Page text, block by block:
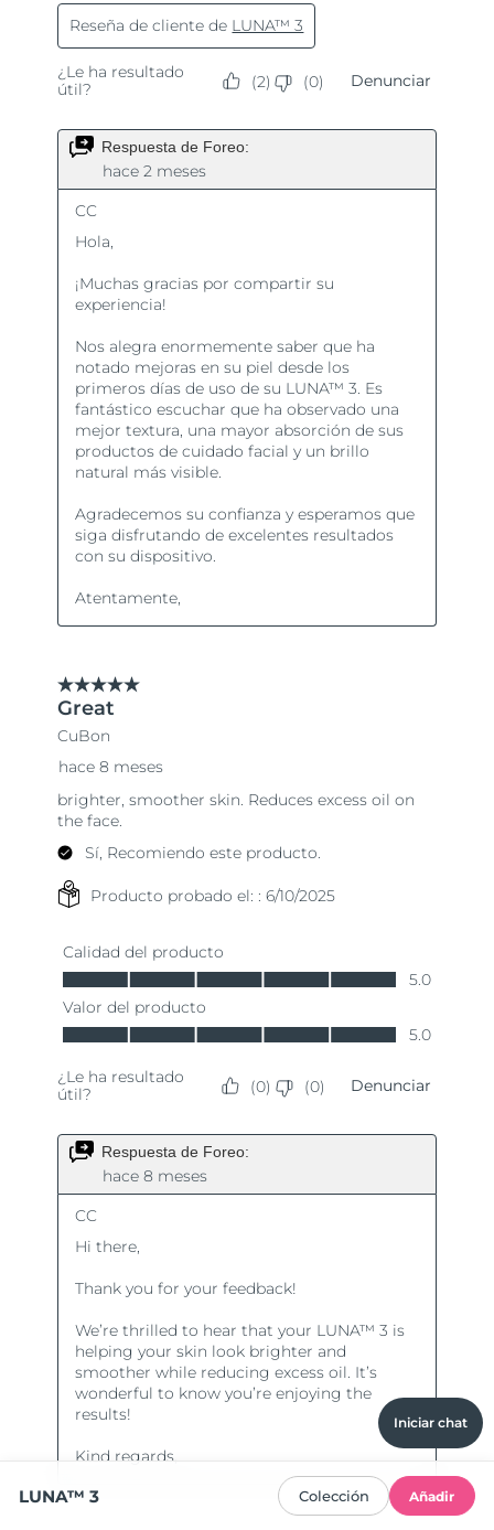
Iniciar chat
LUNA™ 3 Colección Añadir